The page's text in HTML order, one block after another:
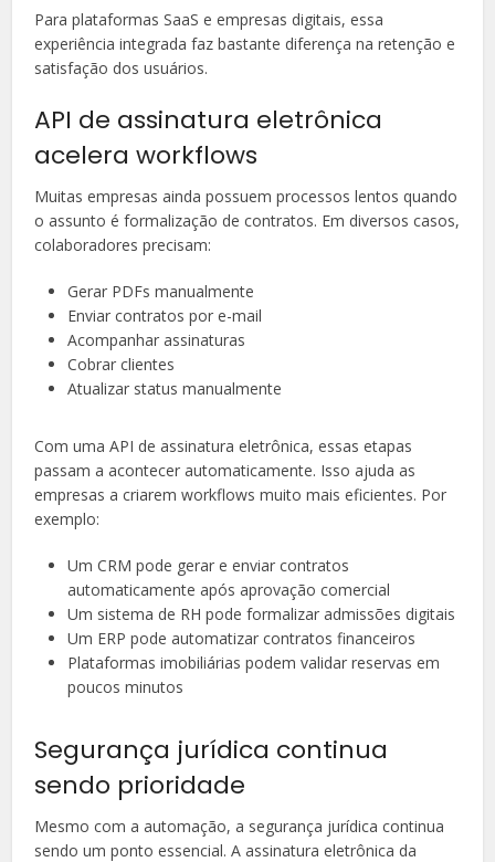
Para plataformas SaaS e empresas digitais, essa
experiência integrada faz bastante diferença na retenção e
satisfação dos usuários.
API de assinatura eletrônica
acelera workflows
Muitas empresas ainda possuem processos lentos quando
o assunto é formalização de contratos. Em diversos casos,
colaboradores precisam:
Gerar PDFs manualmente
Enviar contratos por e-mail
Acompanhar assinaturas
Cobrar clientes
Atualizar status manualmente
Com uma API de assinatura eletrônica, essas etapas
passam a acontecer automaticamente. Isso ajuda as
empresas a criarem workflows muito mais eficientes. Por
exemplo:
Um CRM pode gerar e enviar contratos
automaticamente após aprovação comercial
Um sistema de RH pode formalizar admissões digitais
Um ERP pode automatizar contratos financeiros
Plataformas imobiliárias podem validar reservas em
poucos minutos
Segurança jurídica continua
sendo prioridade
Mesmo com a automação, a segurança jurídica continua
sendo um ponto essencial. A assinatura eletrônica da